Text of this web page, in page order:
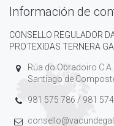
Información de
CONSELLO REGULADOR
PROTEXIDAS TERNERA
Rúa do Obradoiro
Santiago de
981 575 786 / 981